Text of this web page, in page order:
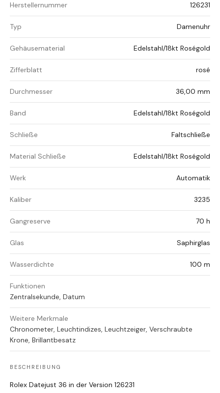
Herstellernummer 126231
Typ Damenuhr
Gehäusematerial Edelstahl/18kt Roségold
Zifferblatt rosé
Durchmesser 36,00 mm
Band Edelstahl/18kt Roségold
Schließe Faltschließe
Material Schließe Edelstahl/18kt Roségold
Werk Automatik
Kaliber 3235
Gangreserve 70 h
Glas Saphirglas
Wasserdichte 100 m
Funktionen
Zentralsekunde, Datum
Weitere Merkmale
Chronometer, Leuchtindizes, Leuchtzeiger, Verschraubte
Krone, Brillantbesatz
BESCHREIBUNG
Rolex Datejust 36 in der Version 126231